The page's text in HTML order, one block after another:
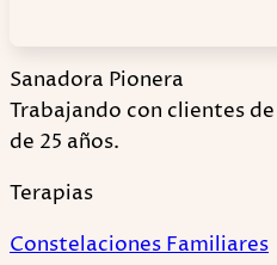
Sanadora Pionera
Trabajando con clientes
de 25 años.
Terapias
Constelaciones Familiares